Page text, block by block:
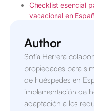
Checklist esencial
vacacional en
Author
Sofía Herrera
propiedades para
de huéspedes en
implementación de
adaptación a los